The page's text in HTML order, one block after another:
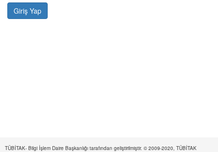
TÜBİTAK- Bilgi İşlem Daire Başkanlığı tarafından geliştirilmiştir. © 2009-2020, TÜBİTAK